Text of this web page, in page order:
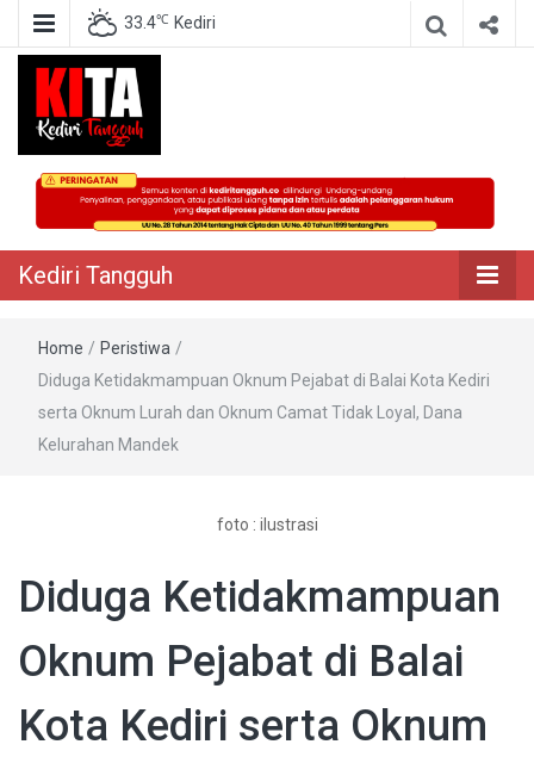
33.4℃ Kediri
Kediri Tangguh
Berita Akurat Terpercaya
Kediri Tangguh
Home / Peristiwa /
Diduga Ketidakmampuan Oknum Pejabat di Balai Kota Kediri
serta Oknum Lurah dan Oknum Camat Tidak Loyal, Dana
Kelurahan Mandek
foto : ilustrasi
Diduga Ketidakmampuan
Oknum Pejabat di Balai
Kota Kediri serta Oknum